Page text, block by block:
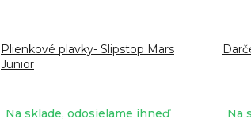
Plienkové plavky- Slipstop Mars
Junior
Na sklade, odosielame ihneď Na